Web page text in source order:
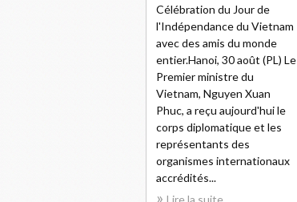
Célébration du Jour de
l'Indépendance du Vietnam
avec des amis du monde
entier.Hanoi, 30 août (PL) Le
Premier ministre du
Vietnam, Nguyen Xuan
Phuc, a reçu aujourd'hui le
corps diplomatique et les
représentants des
organismes internationaux
accrédités...
Lire la suite